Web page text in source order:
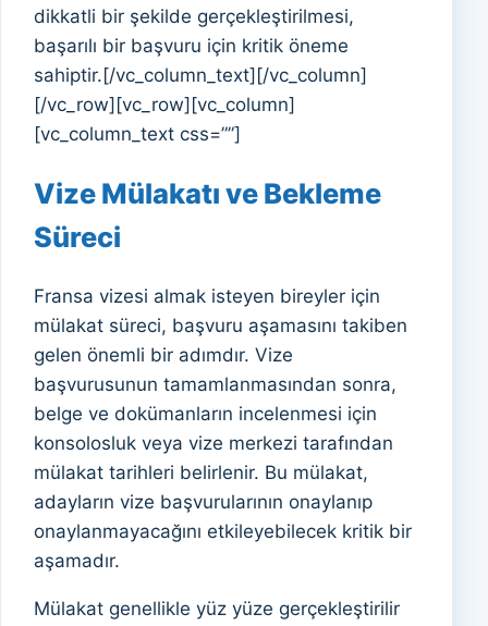
dikkatli bir şekilde gerçekleştirilmesi,
başarılı bir başvuru için kritik öneme
sahiptir.[/vc_column_text][/vc_column]
[/vc_row][vc_row][vc_column]
[vc_column_text css=””]
Vize Mülakatı ve Bekleme
Süreci
Fransa vizesi almak isteyen bireyler için
mülakat süreci, başvuru aşamasını takiben
gelen önemli bir adımdır. Vize
başvurusunun tamamlanmasından sonra,
belge ve dokümanların incelenmesi için
konsolosluk veya vize merkezi tarafından
mülakat tarihleri belirlenir. Bu mülakat,
adayların vize başvurularının onaylanıp
onaylanmayacağını etkileyebilecek kritik bir
aşamadır.
Mülakat genellikle yüz yüze gerçekleştirilir